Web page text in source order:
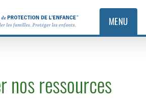
MENU
nos ressources